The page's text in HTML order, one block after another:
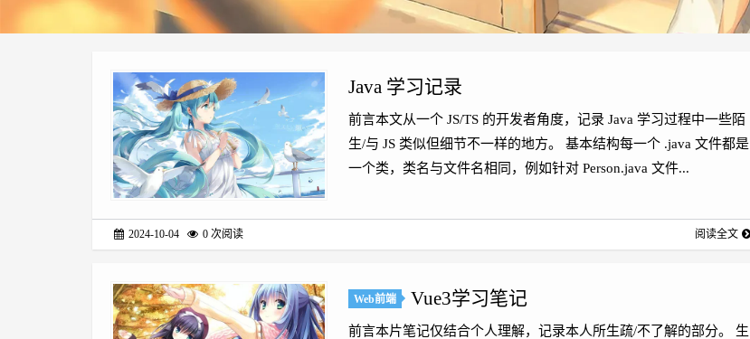
Java 学习记录
前言本文从一个 JS/TS 的开发者角度，记录 Java 学习过程中一些陌
生/与 JS 类似但细节不一样的地方。 基本结构每一个 .java 文件都是
一个类，类名与文件名相同，例如针对 Person.java 文件...
2024-10-04 0 次阅读 阅读全文
Web前端 Vue3学习笔记
前言本片笔记仅结合个人理解，记录本人所生疏/不了解的部分。 生